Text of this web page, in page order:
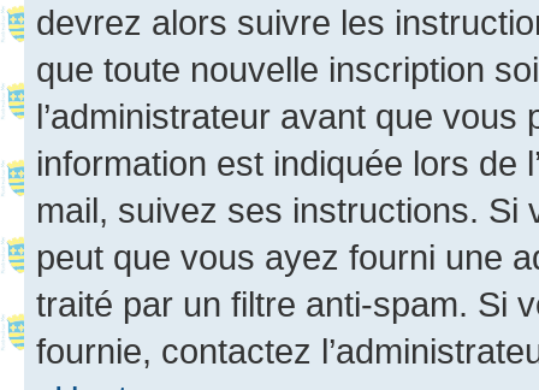
devrez alors suivre les
que toute nouvelle inscription
l’administrateur avant que
information est indiquée lors de
mail, suivez ses instructions. Si
peut que vous ayez fourni une
traité par un filtre anti-spam. Si
fournie, contactez